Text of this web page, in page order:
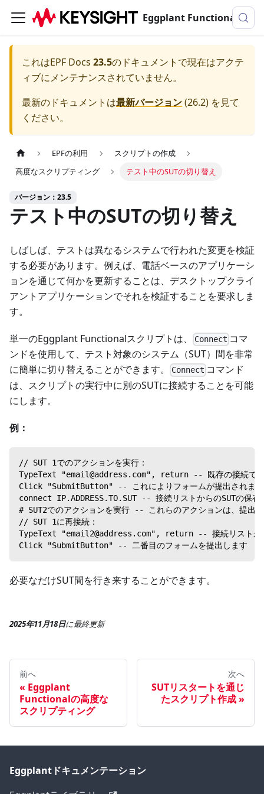
Eggplant Functionalのドキュメンテーション
これはEPF Docs 23.5のドキュメントで現在はアクテ
ィブにメンテナンスされていません。
最新のドキュメントは最新バージョン(26.2) を見て
ください。
EPFの利用
スクリプトの作成
高度なスクリプティング
テスト中のSUTの切り替え
バージョン：23.5
テスト中のSUTの切り替え
しばしば、テストは異なるシステムで行われた変更を検証
する必要があります。例えば、電話ベースのアプリケーシ
ョンを通じて何かを更新することは、デスクトップクライ
アントアプリケーションでそれを検証することを要求しま
す。
単一のEggplant Functionalスクリプトは、 Connect コマ
ンドを使用して、テスト対象のシステム（SUT）間を非常
に簡単に切り替えることができます。
Connect コマンド
は、スクリプトの実行中に別のSUTに接続することを可能
にします。
例：
// SUT 1でのアクションを実行：
TypeText "email@address.com", return -- 既存の接続でア
Click "SubmitButton" -- これによりフォームが提出されます
connect IP.ADDRESS.TO.SUT -- 接続リストからのSUTの保存
# SUT2でのアクションを実行 -- これらのアクションは、提出
// SUT 1に再接続：
TypeText "email2@address.com", return -- 接続リストから
Click "SubmitButton" -- 二番目のフォームを提出します
必要なだけSUT間を行き来することができます。
2025年11月18日に最終更新
前へ
Eggplant
Functionalの高度な
スクリプティング
次へ
SUTリスタートを通じ
たスクリプト作成
Eggplantドキュメンテーション